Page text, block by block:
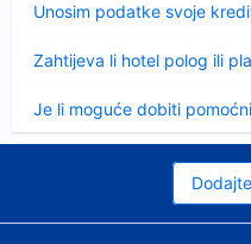
Unosim podatke svoje
Zahtijeva li hotel polog ili
Je li moguće dobiti